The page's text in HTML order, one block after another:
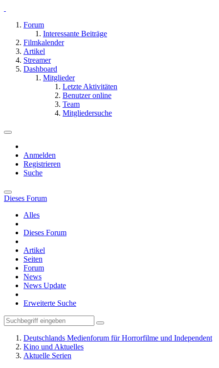
Forum
Interessante Beiträge
Filmkalender
Artikel
Streamer
Dashboard
Mitglieder
Letzte Aktivitäten
Benutzer online
Team
Mitgliedersuche
Anmelden
Registrieren
Suche
Dieses Forum
Alles
Dieses Forum
Artikel
Seiten
Forum
News
News Update
Erweiterte Suche
Deutschlands Medienforum für Horrorfilme und Independent
Kino und Aktuelles
Aktuelle Serien